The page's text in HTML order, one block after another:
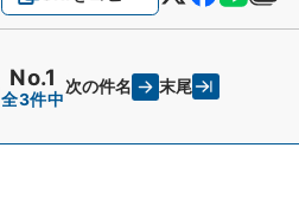
No.1
全3件中
次の件名 末尾